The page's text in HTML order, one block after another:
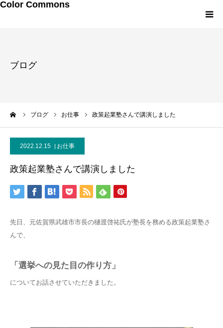
Color Commons
ブログ
ブログ お仕事 政策起業塾さんで講演しました
2022.12.15 お仕事
政策起業塾さんで講演しました
先日、元佐賀県武雄市市長の樋渡啓祐氏が塾長を務める政策起業塾さ
んで、
「選挙への見た目の作り方」
についてお話させていただきました。
メルマガ・書籍